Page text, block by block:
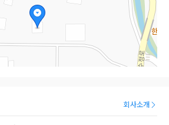
회사소개